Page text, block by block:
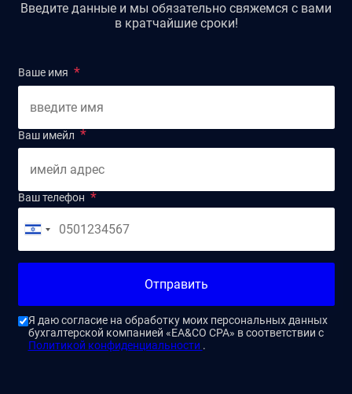
Введите данные и мы обязательно свяжемся с вами
в кратчайшие сроки!
Ваше имя
Ваш имейл
Ваш телефон
Отправить
Я даю согласие на обработку моих персональных данных
бухгалтерской компанией «EA&CO CPA» в соответствии с
Политикой конфиденциальности .